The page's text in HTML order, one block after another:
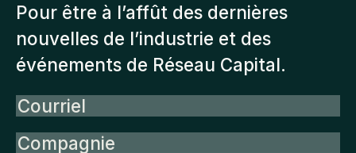
Pour être à l’affût des dernières
nouvelles de l’industrie et des
événements de Réseau Capital.
Courriel
Compagnie